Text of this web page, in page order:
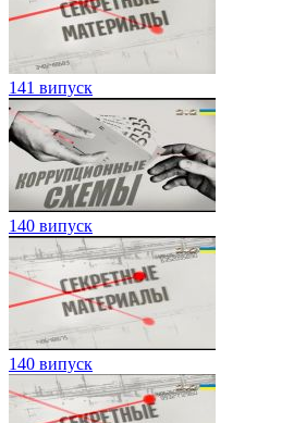
141 випуск
140 випуск
140 випуск